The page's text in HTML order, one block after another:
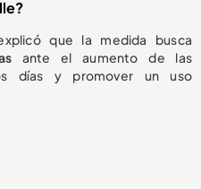
que la medida busca
ante el aumento de las
días y promover un uso